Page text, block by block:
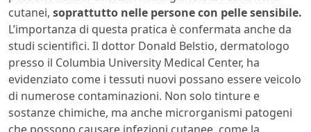
cutanei, soprattutto nelle persone con pelle sensibile.
L’importanza di questa pratica è confermata anche da
studi scientifici. Il dottor Donald Belstio, dermatologo
presso il Columbia University Medical Center, ha
evidenziato come i tessuti nuovi possano essere veicolo
di numerose contaminazioni. Non solo tinture e
sostanze chimiche, ma anche microrganismi patogeni